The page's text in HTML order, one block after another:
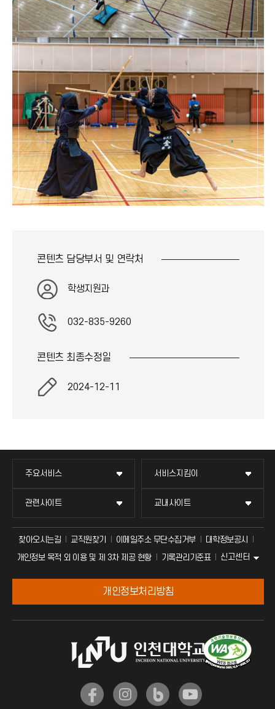
콘텐츠 담당부서 및 연락처
학생지원과
032-835-9260
콘텐츠 최종수정일
2024-12-11
주요서비스 서비스지킴이
관련사이트 교내사이트
찾아오시는길 교직원찾기 이메일주소 무단수집거부
대학정보공시
개인정보 목적 외 이용 및 제 3차 제공 현황
기록관리기준표 신고센터
개인정보처리방침